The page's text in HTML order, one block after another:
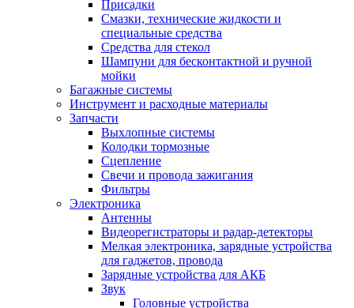
Присадки
Смазки, технические жидкости и
специальные средства
Средства для стекол
Шампуни для бесконтактной и ручной
мойки
Багажные системы
Инструмент и расходные материалы
Запчасти
Выхлопные системы
Колодки тормозные
Сцепление
Свечи и провода зажигания
Фильтры
Электроника
Антенны
Видеорегистраторы и радар-детекторы
Мелкая электроника, зарядные устройства
для гаджетов, провода
Зарядные устройства для АКБ
Звук
Головные устройства